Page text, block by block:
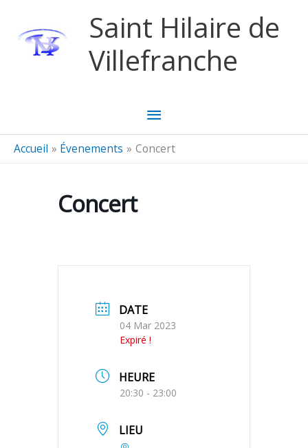
Saint Hilaire de
Villefranche
Menu
principal
Accueil Évenements Concert
Concert
DATE
04 Mar 2023
Expiré !
HEURE
20:30 - 23:00
LIEU